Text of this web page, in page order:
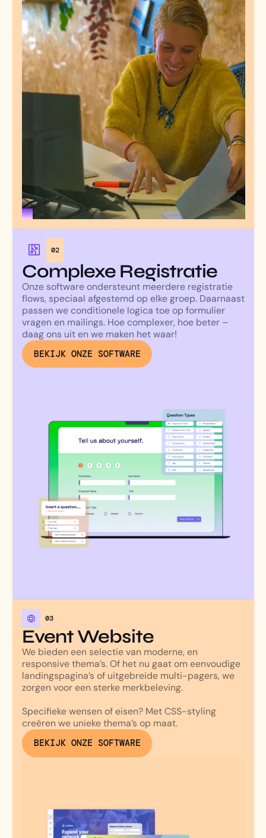
02
Complexe Registratie
Onze software ondersteunt meerdere registratie
flows, speciaal afgestemd op elke groep. Daarnaast
passen we conditionele logica toe op formulier
vragen en mailings. Hoe complexer, hoe beter –
daag ons uit en we maken het waar!
BEKIJK ONZE SOFTWARE
03
Event Website
We bieden een selectie van moderne, en
responsive thema’s. Of het nu gaat om eenvoudige
landingspagina’s of uitgebreide multi-pagers, we
zorgen voor een sterke merkbeleving.
Specifieke wensen of eisen? Met CSS-styling
creëren we unieke thema’s op maat.
BEKIJK ONZE SOFTWARE